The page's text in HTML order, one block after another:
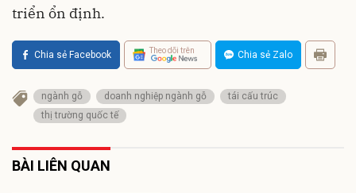
triển ổn định.
Chia sẻ Facebook Theo dõi trên Chia sẻ Zalo
ngành gỗ doanh nghiệp ngành gỗ
tái cấu trúc
thị trường quốc tế
BÀI LIÊN QUAN